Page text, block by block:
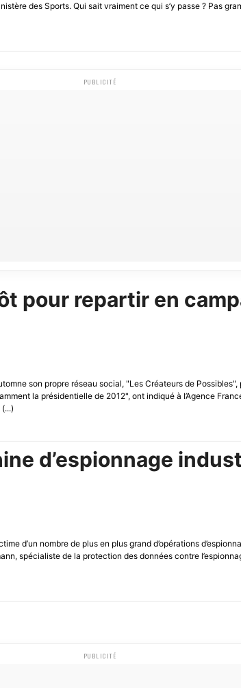
des Sports. Qui sait vraiment ce qui s’y passe ? Pas
PUBLICITÉ
pour repartir en
son propre réseau social, "Les Créateurs de
la présidentielle de 2012", ont indiqué à l’Agence
d’espionnage
d’un nombre de plus en plus grand d’opérations
spécialiste de la protection des données contre
PUBLICITÉ